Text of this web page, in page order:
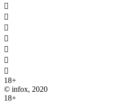







18+
© infox, 2020
18+